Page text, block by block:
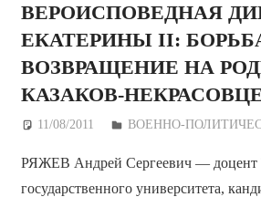
ВЕРОИСПОВЕДНАЯ
ЕКАТЕРИНЫ II:
ВОЗВРАЩЕНИЕ НА
КАЗАКОВ-
11/08/2011 Дежурный по Редакции
ВОЕННО-
РЯЖЕВ Андрей Сергеевич — доцент
государственного университета,